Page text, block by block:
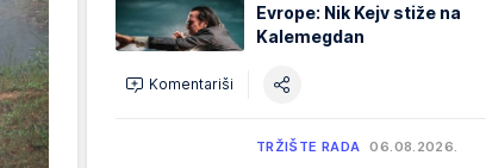
Evrope: Nik Kejv stiže na
Kalemegdan
Komentariši
TRŽIŠTE RADA 06.08.2026.